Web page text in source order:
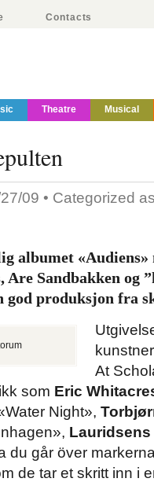
Contacts
Theatre Musical
09 • Categorized
albumet
Are Sandbakken og
produksjon fra
At
som Eric
Night»,
Lauridsens
du går över
de tar et skritt inn i